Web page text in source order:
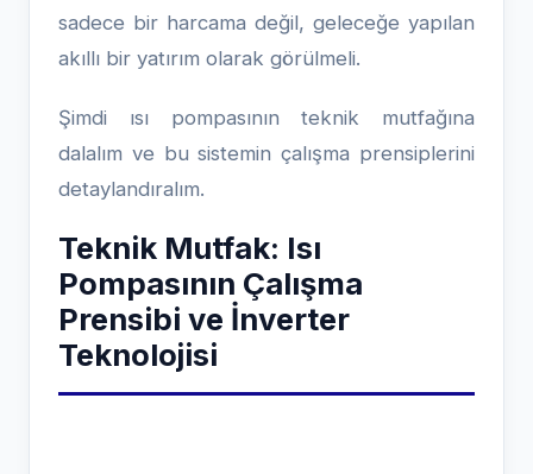
sadece bir harcama değil, geleceğe yapılan
akıllı bir yatırım olarak görülmeli.
Şimdi ısı pompasının teknik mutfağına
dalalım ve bu sistemin çalışma prensiplerini
detaylandıralım.
Teknik Mutfak: Isı
Pompasının Çalışma
Prensibi ve İnverter
Teknolojisi